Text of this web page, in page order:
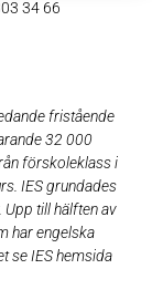
34 66
fristående
32 000
förskoleklass i
IES grundades
Upp till hälften av
har engelska
se IES hemsida